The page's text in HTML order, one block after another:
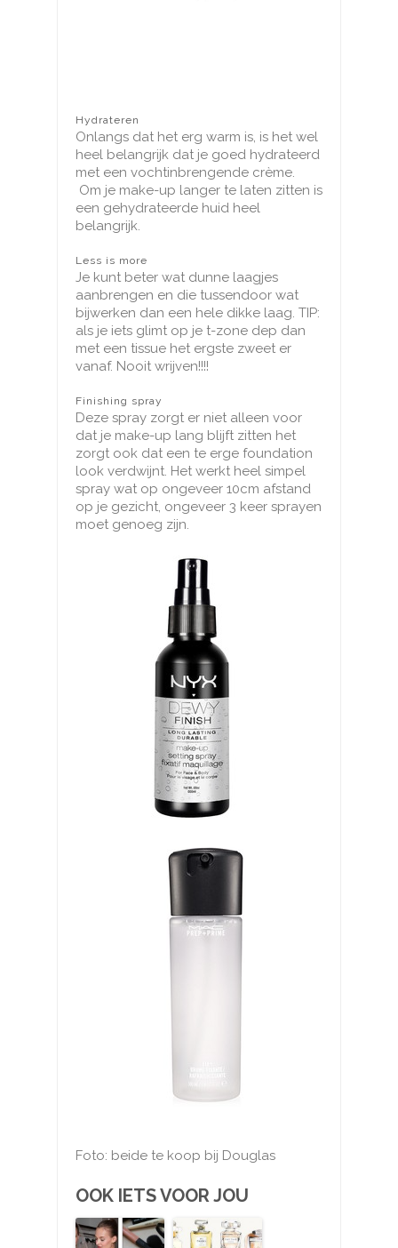
Hydrateren
Onlangs dat het erg warm is, is het wel
heel belangrijk dat je goed hydrateerd
met een vochtinbrengende crème.
Om je make-up langer te laten zitten is
een gehydrateerde huid heel
belangrijk.
Less is more
Je kunt beter wat dunne laagjes
aanbrengen en die tussendoor wat
bijwerken dan een hele dikke laag. TIP:
als je iets glimt op je t-zone dep dan
met een tissue het ergste zweet er
vanaf. Nooit wrijven!!!!
Finishing spray
Deze spray zorgt er niet alleen voor
dat je make-up lang blijft zitten het
zorgt ook dat een te erge foundation
look verdwijnt. Het werkt heel simpel
spray wat op ongeveer 10cm afstand
op je gezicht, ongeveer 3 keer sprayen
moet genoeg zijn.
Foto: beide te koop bij Douglas
OOK IETS VOOR JOU